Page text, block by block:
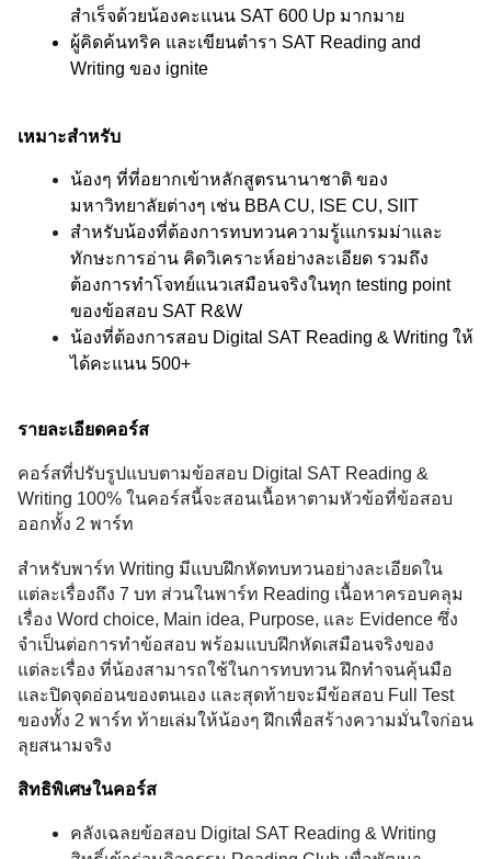
สำเร็จด้วยน้องคะแนน SAT 600 Up มากมาย
ผู้คิดค้นทริค และเขียนตำรา SAT Reading and
Writing ของ ignite
เหมาะสำหรับ
น้องๆ ที่ที่อยากเข้าหลักสูตรนานาชาติ ของ
มหาวิทยาลัยต่างๆ เช่น BBA CU, ISE CU, SIIT
สำหรับน้องที่ต้องการทบทวนความรู้เแกรมม่าและ
ทักษะการอ่าน คิดวิเคราะห์อย่างละเอียด รวมถึง
ต้องการทำโจทย์แนวเสมือนจริงในทุก testing point
ของข้อสอบ SAT R&W
น้องที่ต้องการสอบ Digital SAT Reading & Writing ให้
ได้คะแนน 500+
รายละเอียดคอร์ส
คอร์สที่ปรับรูปแบบตามข้อสอบ Digital SAT Reading &
Writing 100% ในคอร์สนี้จะสอนเนื้อหาตามหัวข้อที่ข้อสอบ
ออกทั้ง 2 พาร์ท
สำหรับพาร์ท Writing มีแบบฝึกหัดทบทวนอย่างละเอียดใน
แต่ละเรื่องถึง 7 บท ส่วนในพาร์ท Reading เนื้อหาครอบคลุม
เรื่อง Word choice, Main idea, Purpose, และ Evidence ซึ่ง
จำเป็นต่อการทำข้อสอบ พร้อมแบบฝึกหัดเสมือนจริงของ
แต่ละเรื่อง ที่น้องสามารถใช้ในการทบทวน ฝึกทำจนคุ้นมือ
และปิดจุดอ่อนของตนเอง และสุดท้ายจะมีข้อสอบ Full Test
ของทั้ง 2 พาร์ท ท้ายเล่มให้น้องๆ ฝึกเพื่อสร้างความมั่นใจก่อน
ลุยสนามจริง
สิทธิพิเศษในคอร์ส
คลังเฉลยข้อสอบ Digital SAT Reading & Writing